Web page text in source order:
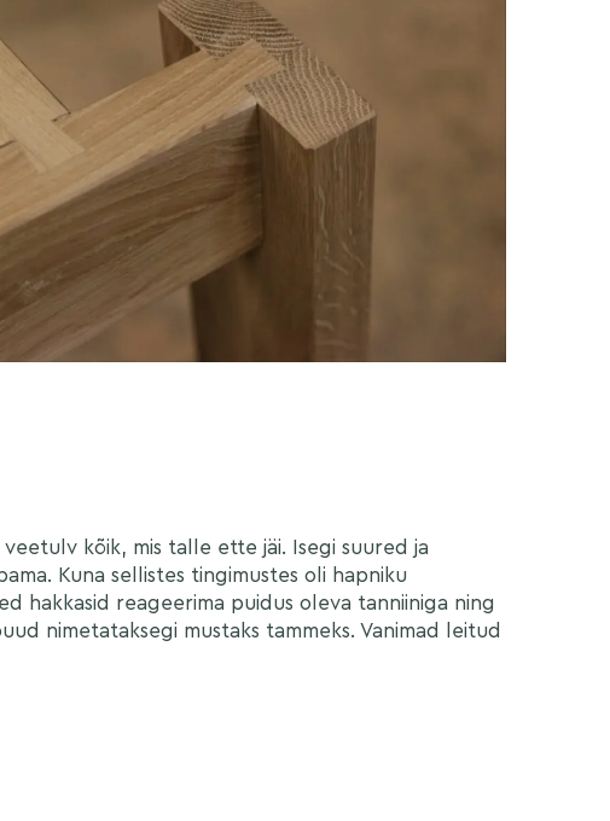
kõik, mis talle ette jäi. Isegi suured ja
Kuna sellistes tingimustes oli hapniku
hakkasid reageerima puidus oleva tanniiniga ning
nimetataksegi mustaks tammeks. Vanimad leitud